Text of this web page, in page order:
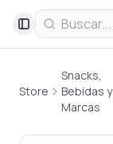
Toggle Sidebar
Store
Snacks,
Bebidas y
Marcas